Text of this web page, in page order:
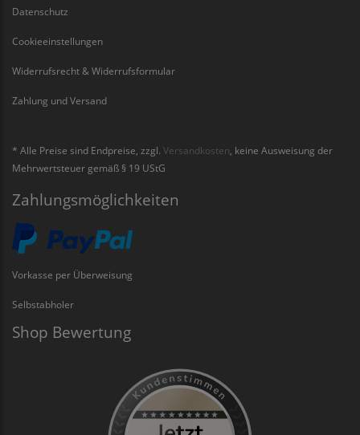
Datenschutz
Cookieeinstellungen
Widerrufsrecht & Widerrufsformular
Zahlung und Versand
* Alle Preise sind Endpreise, zzgl. Versandkosten , keine Ausweisung der
Mehrwertsteuer gemäß § 19 UStG
Zahlungsmöglichkeiten
Vorkasse per Überweisung
Selbstabholer
Shop Bewertung